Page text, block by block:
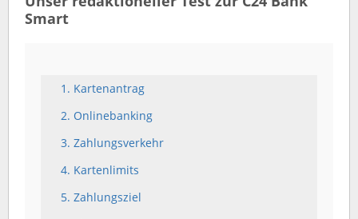
Smart
1. Kartenantrag
2. Onlinebanking
3. Zahlungsverkehr
4. Kartenlimits
5. Zahlungsziel